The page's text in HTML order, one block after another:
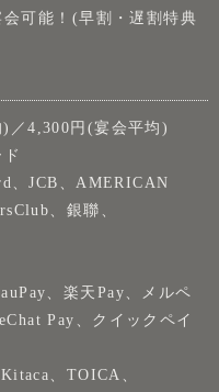
可能！(早割・遅割特典
／4,300円(宴会平均)
、JCB、AMERICAN
、銀聯、
、楽天Pay、メルペ
Pay、クイックペイ
、TOICA、